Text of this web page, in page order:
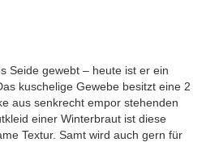
Seide gewebt – heute ist er ein
kuschelige Gewebe besitzt eine 2
aus senkrecht empor stehenden
einer Winterbraut ist diese
Textur. Samt wird auch gern für